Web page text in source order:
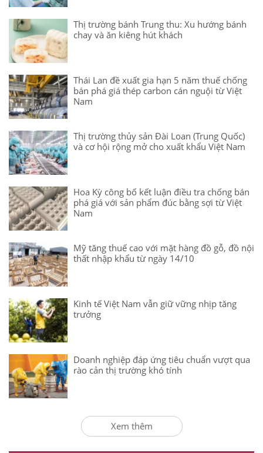
Thị trường bánh Trung thu: Xu hướng bánh
chay và ăn kiêng hút khách
Thái Lan đề xuất gia hạn 5 năm thuế chống
bán phá giá thép carbon cán nguội từ Việt
Nam
Thị trường thủy sản Đài Loan (Trung Quốc)
và cơ hội rộng mở cho xuất khẩu Việt Nam
Hoa Kỳ công bố kết luận điều tra chống bán
phá giá với sản phẩm đúc bằng sợi từ Việt
Nam
Mỹ tăng thuế cao với mặt hàng đồ gỗ, đồ nội
thất nhập khẩu từ ngày 14/10
Kinh tế Việt Nam vẫn giữ vững nhịp tăng
trưởng
Doanh nghiệp đáp ứng tiêu chuẩn vượt qua
rào cản thị trường khó tính
Xem thêm